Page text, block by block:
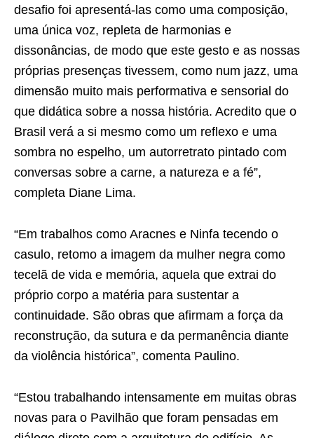
desafio foi apresentá-las como uma composição,
uma única voz, repleta de harmonias e
dissonâncias, de modo que este gesto e as nossas
próprias presenças tivessem, como num jazz, uma
dimensão muito mais performativa e sensorial do
que didática sobre a nossa história. Acredito que o
Brasil verá a si mesmo como um reflexo e uma
sombra no espelho, um autorretrato pintado com
conversas sobre a carne, a natureza e a fé”,
completa Diane Lima.
“Em trabalhos como Aracnes e Ninfa tecendo o
casulo, retomo a imagem da mulher negra como
tecelã de vida e memória, aquela que extrai do
próprio corpo a matéria para sustentar a
continuidade. São obras que afirmam a força da
reconstrução, da sutura e da permanência diante
da violência histórica”, comenta Paulino.
“Estou trabalhando intensamente em muitas obras
novas para o Pavilhão que foram pensadas em